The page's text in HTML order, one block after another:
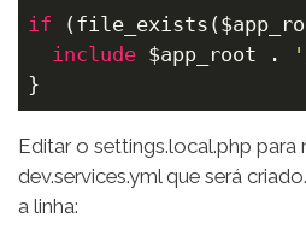
if (file_exists(
include $app_root .
}
Editar o settings.local.php para
dev.services.yml que será
a linha: